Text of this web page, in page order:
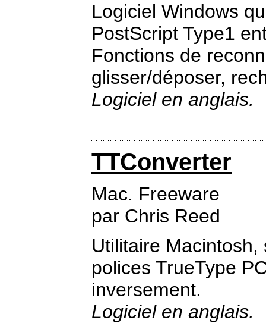
Logiciel Windows
PostScript Type1
Fonctions de
glisser/déposer,
Logiciel en anglais.
TTConverter
Mac. Freeware
par Chris Reed
Utilitaire
polices TrueType
inversement.
Logiciel en anglais.